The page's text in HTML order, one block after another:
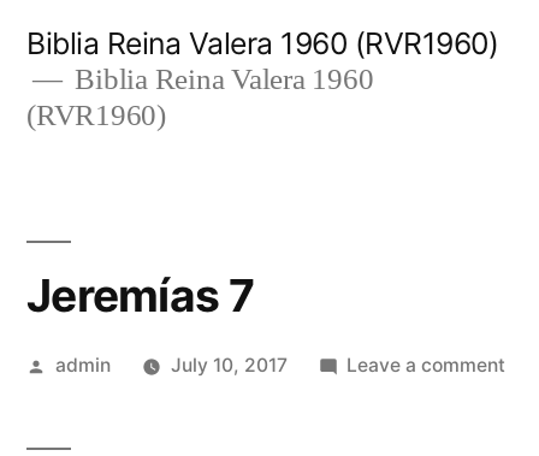
content
Biblia Reina Valera 1960 (RVR1960)
Biblia Reina Valera 1960
(RVR1960)
Jeremías 7
Posted
admin July 10, 2017 Leave a comment